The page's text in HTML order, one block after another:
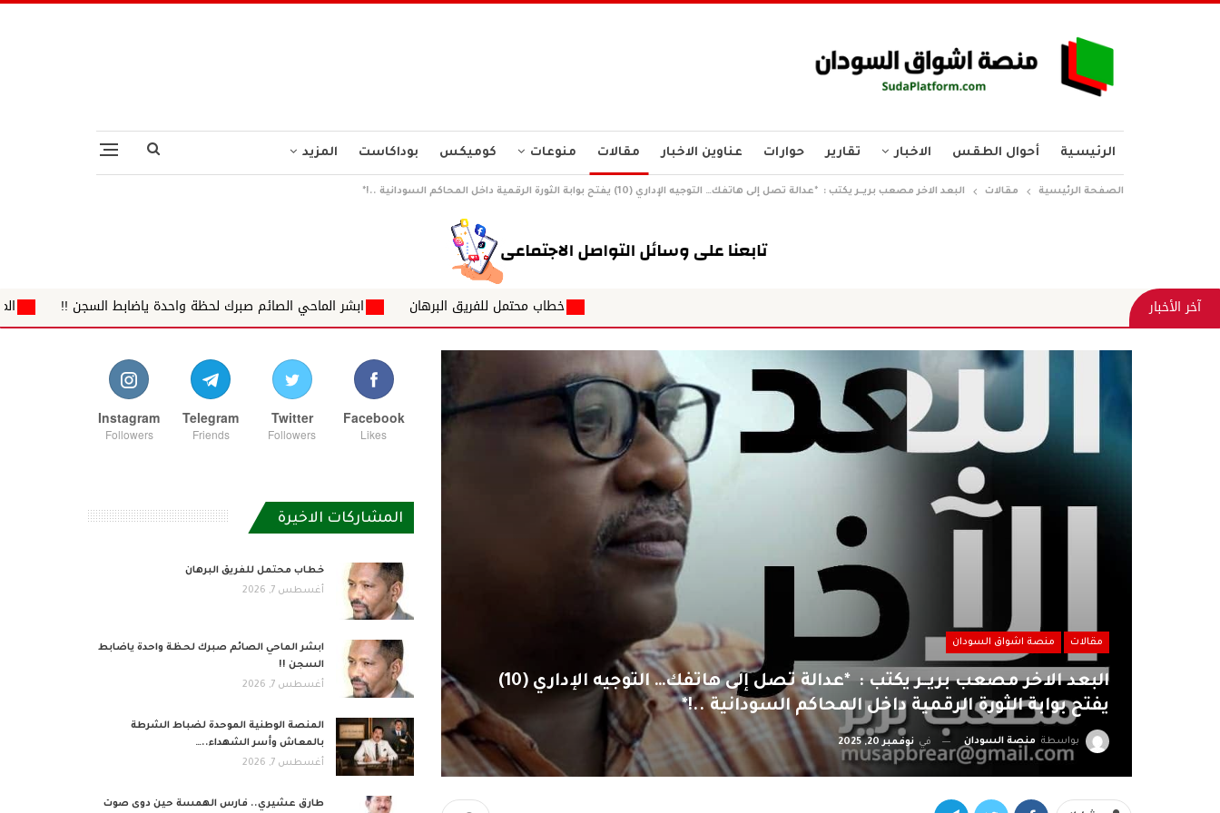
الرئيسية أحوال الطقس الاخبار تقارير حوارات عناوين الاخبار مقالات منوعات كوميكس بوداكاست المزيد
الصفحة الرئيسية مقالات البعد الاخر مصعب بريــر يكتب : *عدالة تصل إلى هاتفك… التوجيه الإداري (10) يفتح بوابة الثورة الرقمية داخل المحاكم السودانية ..!*
آخر الأخبار خطاب محتمل للفريق البرهان ابشر الماحي الصائم صبرك لحظة واحدة ياضابط السجن !! المنصة الوطنية
مقالات منصة اشواق السودان
البعد الاخر مصعب بريــر يكتب : *عدالة تصل إلى هاتفك… التوجيه الإداري (10)
يفتح بوابة الثورة الرقمية داخل المحاكم السودانية ..!*
بواسطة منصة السودان في نوفمبر 20, 2025
Facebook
Likes
Twitter
Followers
Telegram
Friends
Instagram
Followers
المشاركات الاخيرة
خطاب محتمل للفريق البرهان
أغسطس 7, 2026
ابشر الماحي الصائم صبرك لحظة واحدة ياضابط
السجن !!
أغسطس 7, 2026
المنصة الوطنية الموحدة لضباط الشرطة
بالمعاش وأسر الشهداء..…
أغسطس 7, 2026
طارق عشيري.. فارس الهمسة حين دوى صوت